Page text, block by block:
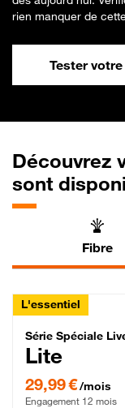
rien manquer de
Tester
Découvrez
sont
Fibre
L'essentiel
Série
Série Spéciale
Lite
29,99 €/mois
Engagement 12 mois